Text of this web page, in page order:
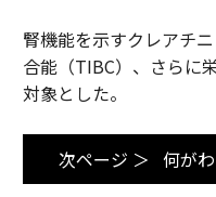
腎機能を示すクレアチ
合能（TIBC）、さらに
対象とした。
次ページ ＞ 何が